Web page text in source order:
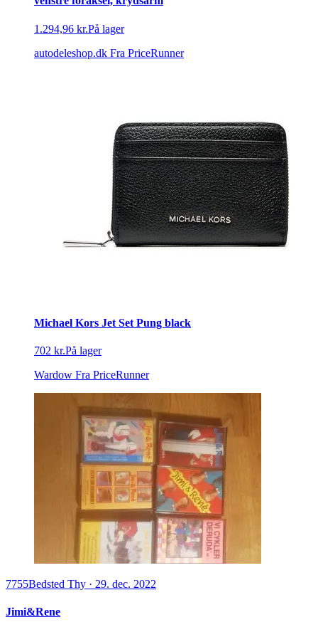
1.294,96 kr.På lager
autodeleshop.dk Fra PriceRunner
Michael Kors Jet Set Pung black
702 kr.På lager
Wardow Fra PriceRunner
7755Bedsted Thy · 29. dec. 2022
Jimi&Rene